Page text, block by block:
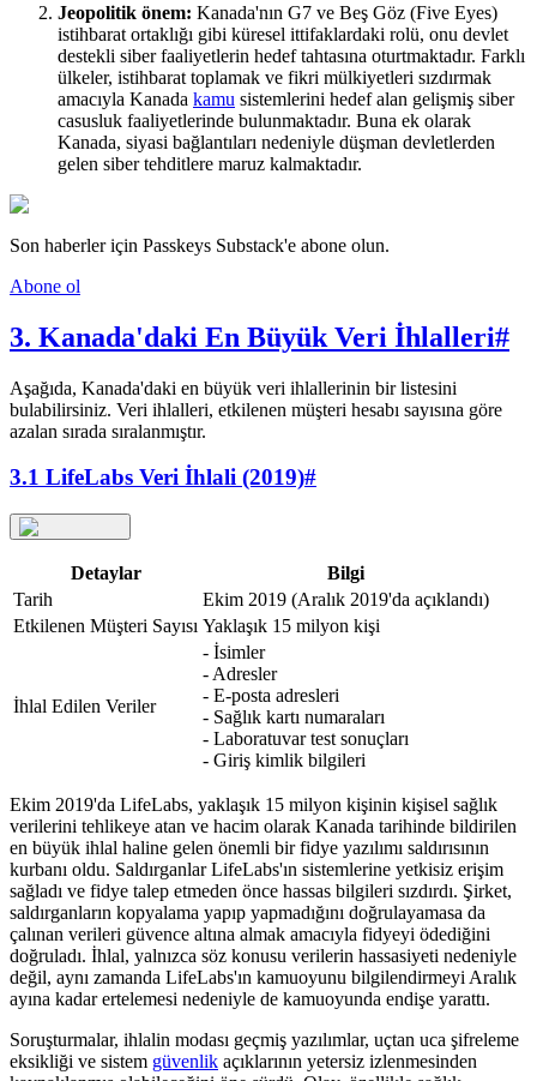
Jeopolitik önem: Kanada'nın G7 ve Beş Göz (Five Eyes)
istihbarat ortaklığı gibi küresel ittifaklardaki rolü, onu devlet
destekli siber faaliyetlerin hedef tahtasına oturtmaktadır. Farklı
ülkeler, istihbarat toplamak ve fikri mülkiyetleri sızdırmak
amacıyla Kanada kamu sistemlerini hedef alan gelişmiş siber
casusluk faaliyetlerinde bulunmaktadır. Buna ek olarak
Kanada, siyasi bağlantıları nedeniyle düşman devletlerden
gelen siber tehditlere maruz kalmaktadır.
Son haberler için Passkeys Substack'e abone olun.
Abone ol
3. Kanada'daki En Büyük Veri İhlalleri#
Aşağıda, Kanada'daki en büyük veri ihlallerinin bir listesini
bulabilirsiniz. Veri ihlalleri, etkilenen müşteri hesabı sayısına göre
azalan sırada sıralanmıştır.
3.1 LifeLabs Veri İhlali (2019)#
Detaylar
Bilgi
Tarih
Ekim 2019 (Aralık 2019'da açıklandı)
Etkilenen Müşteri Sayısı Yaklaşık 15 milyon kişi
İhlal Edilen Veriler
- İsimler
- Adresler
- E-posta adresleri
- Sağlık kartı numaraları
- Laboratuvar test sonuçları
- Giriş kimlik bilgileri
Ekim 2019'da LifeLabs, yaklaşık 15 milyon kişinin kişisel sağlık
verilerini tehlikeye atan ve hacim olarak Kanada tarihinde bildirilen
en büyük ihlal haline gelen önemli bir fidye yazılımı saldırısının
kurbanı oldu. Saldırganlar LifeLabs'ın sistemlerine yetkisiz erişim
sağladı ve fidye talep etmeden önce hassas bilgileri sızdırdı. Şirket,
saldırganların kopyalama yapıp yapmadığını doğrulayamasa da
çalınan verileri güvence altına almak amacıyla fidyeyi ödediğini
doğruladı. İhlal, yalnızca söz konusu verilerin hassasiyeti nedeniyle
değil, aynı zamanda LifeLabs'ın kamuoyunu bilgilendirmeyi Aralık
ayına kadar ertelemesi nedeniyle de kamuoyunda endişe yarattı.
Soruşturmalar, ihlalin modası geçmiş yazılımlar, uçtan uca şifreleme
eksikliği ve sistem güvenlik açıklarının yetersiz izlenmesinden